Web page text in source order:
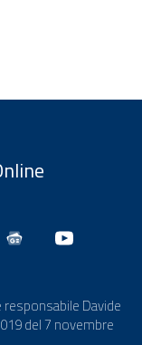
Davide
del 7 novembre